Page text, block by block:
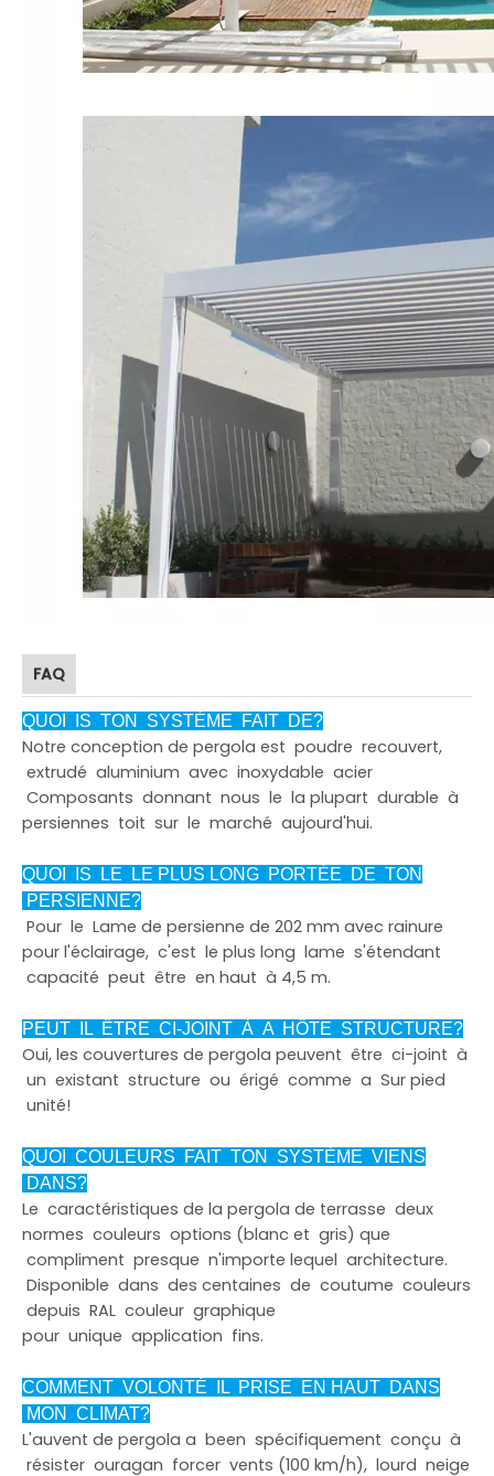
FAQ
QUOI IS TON SYSTÈME FAIT DE?
Notre conception de pergola est poudre recouvert,
extrudé aluminium avec inoxydable acier
Composants donnant nous le la plupart durable à
persiennes toit sur le marché aujourd'hui.
QUOI IS LE LE PLUS LONG PORTÉE DE TON
PERSIENNE?
Pour le Lame de persienne de 202 mm avec rainure
pour l'éclairage, c'est le plus long lame s'étendant
capacité peut être en haut à 4,5 m.
PEUT IL ÊTRE CI-JOINT À A HÔTE STRUCTURE?
Oui, les couvertures de pergola peuvent être ci-joint à
un existant structure ou érigé comme a Sur pied
unité!
QUOI COULEURS FAIT TON SYSTÈME VIENS
DANS?
Le caractéristiques de la pergola de terrasse deux
normes couleurs options (blanc et gris) que
compliment presque n'importe lequel architecture.
Disponible dans des centaines de coutume couleurs
depuis RAL couleur graphique
pour unique application fins.
COMMENT VOLONTÉ IL PRISE EN HAUT DANS
MON CLIMAT?
L'auvent de pergola a been spécifiquement conçu à
résister ouragan forcer vents (100 km/h), lourd neige